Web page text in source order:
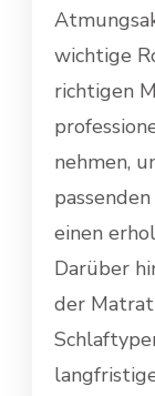
wichtige
richtigen
nehmen,
einen
Darüber
der